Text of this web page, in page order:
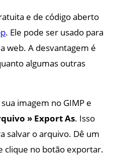
e de código aberto
. Ele pode ser usado para
web. A desvantagem é
algumas outras
imagem no GIMP e
» Export As. Isso
salvar o arquivo. Dê um
clique no botão exportar.